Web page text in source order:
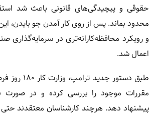
حقوقی و پیچیدگی‌های قانونی باعث شد
محدود بماند. پس از روی کار آمدن جو بایدن،
و رویکرد محافظه‌کارانه‌تری در سرمایه‌گذاری
اعمال شد.
طبق دستور
مقررات موجود را بررسی کرده و در صورت
پیشنهاد دهد. هرچند کارشناسان معتقدند حتی